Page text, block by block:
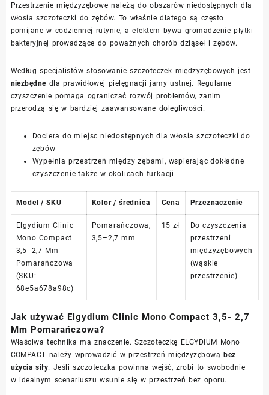
Przestrzenie międzyzębowe należą do obszarów niedostępnych dla
włosia szczoteczki do zębów. To właśnie dlatego są często
pomijane w codziennej rutynie, a efektem bywa gromadzenie płytki
bakteryjnej prowadzące do poważnych chorób dziąseł i zębów.
Według specjalistów stosowanie szczoteczek międzyzębowych jest
niezbędnedla prawidłowej pielęgnacji jamy ustnej. Regularne
czyszczenie pomaga ograniczać rozwój problemów, zanim
przerodzą się w bardziej zaawansowane dolegliwości.
Dociera do miejsc niedostępnych dla włosia szczoteczki do
zębów
Wypełnia przestrzeń między zębami, wspierając dokładne
czyszczenie także w okolicach furkacji
Model / SKU Kolor / średnica Cena Przeznaczenie
Elgydium Clinic
Mono Compact
3,5- 2,7 Mm
Pomarańczowa
(SKU:
68e5a678a98c)
Pomarańczowa,
3,5–2,7 mm
15 zł
Do czyszczenia
przestrzeni
międzyzębowych
(wąskie
przestrzenie)
Jak używać Elgydium Clinic Mono Compact 3,5- 2,7
Mm Pomarańczowa?
Właściwa technika ma znaczenie. Szczoteczkę ELGYDIUM Mono
COMPACT należy wprowadzić w przestrzeń międzyzębowąbez
użycia siły. Jeśli szczoteczka powinna wejść, zrobi to swobodnie –
w idealnym scenariuszu wsunie się w przestrzeń bez oporu.